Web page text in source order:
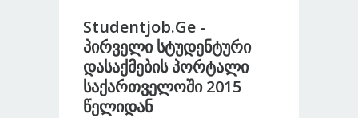
Studentjob.ge -
Პირველი Სტუდენტური
Დასაქმების Პორტალი
Საქართველოში 2015
Წელიდან